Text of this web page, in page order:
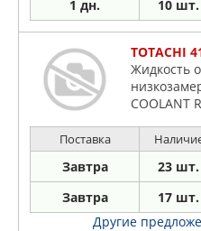
1 дн. 10 шт.
TOTACHI
Жидкость
COOLANT
Поставка
Завтра 23 шт.
Завтра 17 шт.
Другие